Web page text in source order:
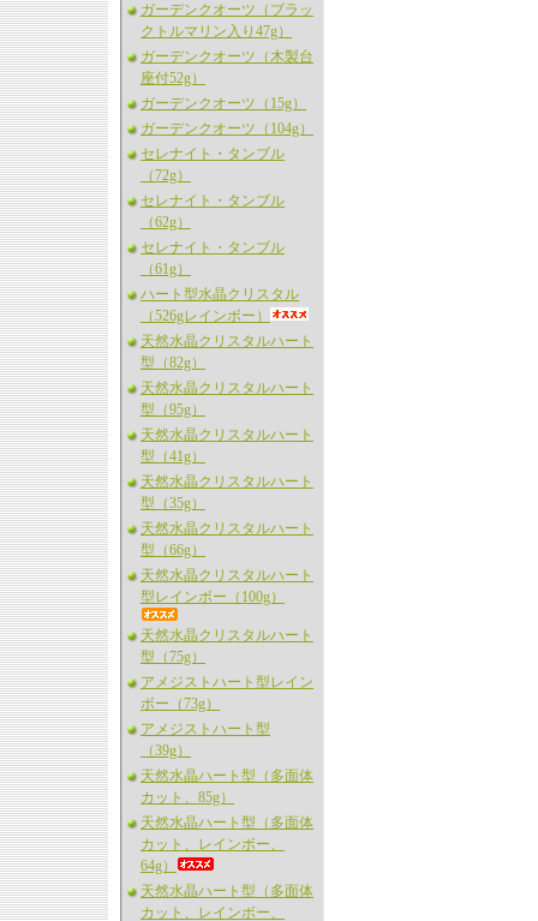
ガーデンクオーツ（ブラッ
クトルマリン入り47g）
ガーデンクオーツ（木製台
座付52g）
ガーデンクオーツ（15g）
ガーデンクオーツ（104g）
セレナイト・タンブル
（72g）
セレナイト・タンブル
（62g）
セレナイト・タンブル
（61g）
ハート型水晶クリスタル
（526gレインボー）
天然水晶クリスタルハート
型（82g）
天然水晶クリスタルハート
型（95g）
天然水晶クリスタルハート
型（41g）
天然水晶クリスタルハート
型（35g）
天然水晶クリスタルハート
型（66g）
天然水晶クリスタルハート
型レインボー（100g）
天然水晶クリスタルハート
型（75g）
アメジストハート型レイン
ボー（73g）
アメジストハート型
（39g）
天然水晶ハート型（多面体
カット、85g）
天然水晶ハート型（多面体
カット、レインボー、
64g）
天然水晶ハート型（多面体
カット、レインボー、